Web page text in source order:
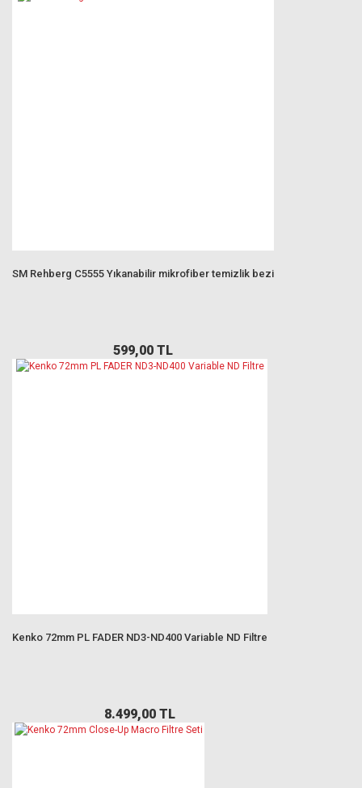
SM Rehberg C5555 Yıkanabilir mikrofiber temizlik bezi
599,00 TL
Kenko 72mm PL FADER ND3-ND400 Variable ND Filtre
8.499,00 TL